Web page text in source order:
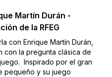
Martín Durán -
de la RFEG
con Enrique Martín Durán,
con la pregunta clásica de
Inspirado por el gran
pequeño y su juego